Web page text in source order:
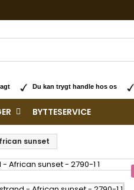
Du kan trygt handle hos os
BYTTESERVICE
sunset